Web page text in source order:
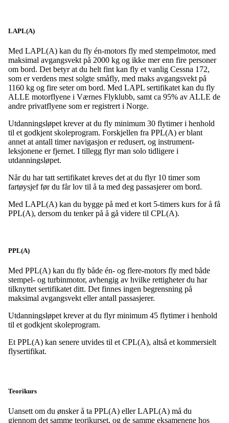
LAPL(A)
Med LAPL(A) kan du fly én-motors fly med stempelmotor, med
maksimal avgangsvekt på 2000 kg og ikke mer enn fire personer
om bord. Det betyr at du helt fint kan fly et vanlig Cessna 172,
som er verdens mest solgte småfly, med maks avgangsvekt på
1160 kg og fire seter om bord. Med LAPL sertifikatet kan du fly
ALLE motorflyene i Værnes Flyklubb, samt ca 95% av ALLE de
andre privatflyene som er registrert i Norge.
Utdanningsløpet krever at du fly minimum 30 flytimer i henhold
til et godkjent skoleprogram. Forskjellen fra PPL(A) er blant
annet at antall timer navigasjon er redusert, og instrument-
leksjonene er fjernet. I tillegg flyr man solo tidligere i
utdanningsløpet.
Når du har tatt sertifikatet kreves det at du flyr 10 timer som
fartøysjef før du får lov til å ta med deg passasjerer om bord.
Med LAPL(A) kan du bygge på med et kort 5-timers kurs for å få
PPL(A), dersom du tenker på å gå videre til CPL(A).
PPL(A)
Med PPL(A) kan du fly både én- og flere-motors fly med både
stempel- og turbinmotor, avhengig av hvilke rettigheter du har
tilknyttet sertifikatet ditt. Det finnes ingen begrensning på
maksimal avgangsvekt eller antall passasjerer.
Utdanningsløpet krever at du flyr minimum 45 flytimer i henhold
til et godkjent skoleprogram.
Et PPL(A) kan senere utvides til et CPL(A), altså et kommersielt
flysertifikat.
Teorikurs
Uansett om du ønsker å ta PPL(A) eller LAPL(A) må du
gjennom det samme teorikurset, og de samme eksamenene hos